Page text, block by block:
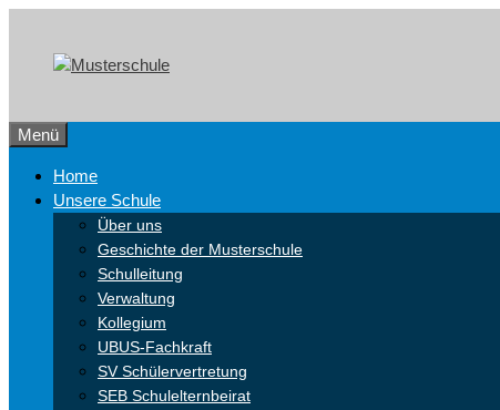
springen
content
Menü
Home
Unsere Schule
Über uns
Geschichte der Musterschule
Schulleitung
Verwaltung
Kollegium
UBUS-Fachkraft
SV Schülervertretung
SEB Schulelternbeirat